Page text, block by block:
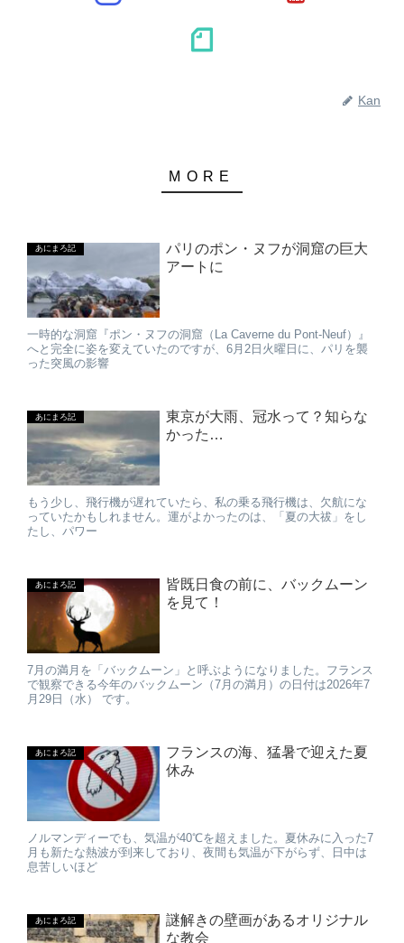
Kan
あにまろ記
パリのポン・ヌフが洞窟の巨大
アートに
一時的な洞窟『ポン・ヌフの洞窟（La Caverne du Pont-Neuf）』
へと完全に姿を変えていたのですが、6月2日火曜日に、パリを襲
った突風の影響
あにまろ記
東京が大雨、冠水って？知らな
かった…
もう少し、飛行機が遅れていたら、私の乗る飛行機は、欠航にな
っていたかもしれません。運がよかったのは、「夏の大祓」をし
たし、パワー
あにまろ記
皆既日食の前に、バックムーン
を見て！
7月の満月を「バックムーン」と呼ぶようになりました。フランス
で観察できる今年のバックムーン（7月の満月）の日付は2026年7
月29日（水） です。
あにまろ記
フランスの海、猛暑で迎えた夏
休み
ノルマンディーでも、気温が40℃を超えました。夏休みに入った7
月も新たな熱波が到来しており、夜間も気温が下がらず、日中は
息苦しいほど
あにまろ記
謎解きの壁画があるオリジナル
な教会